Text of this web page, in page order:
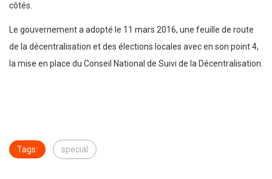
côtés.
Le gouvernement a adopté le 11 mars 2016, une feuille de route
de la décentralisation et des élections locales avec en son point 4,
la mise en place du Conseil National de Suivi de la Décentralisation.
Tags: special